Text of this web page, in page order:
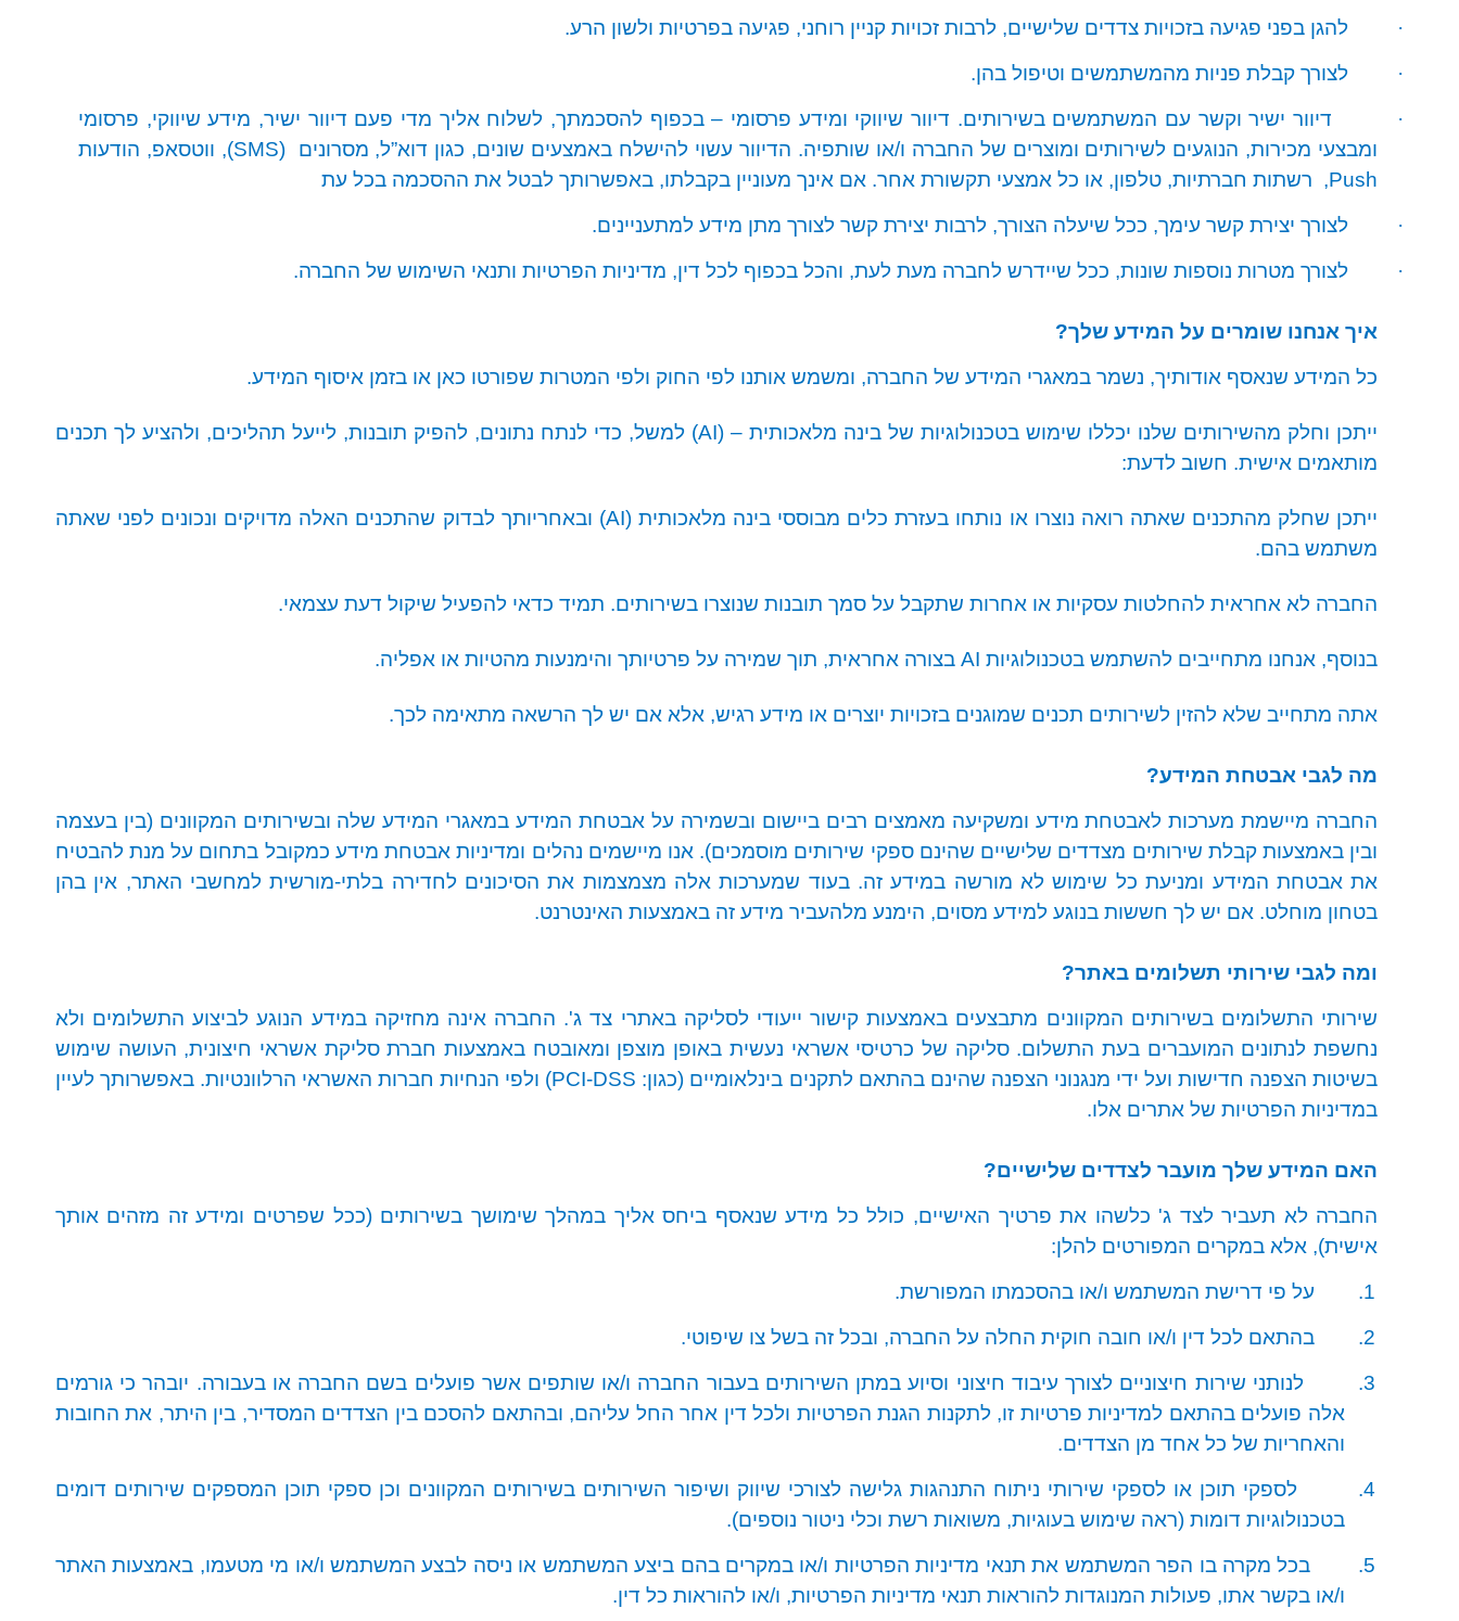
·
להגן בפני פגיעה בזכויות צדדים שלישיים, לרבות זכויות קניין רוחני, פגיעה בפרטיות ולשון הרע.
·
לצורך קבלת פניות מהמשתמשים וטיפול בהן.
·
דיוור ישיר וקשר עם המשתמשים בשירותים. דיוור שיווקי ומידע פרסומי – בכפוף להסכמתך, לשלוח אליך מדי פעם דיוור ישיר, מידע שיווקי, פרסומי
ומבצעי מכירות, הנוגעים לשירותים ומוצרים של החברה ו/או שותפיה. הדיוור עשוי להישלח באמצעים שונים, כגון דוא”ל, מסרונים
(
SMS), ווטסאפ, הודעות
Push
, רשתות חברתיות, טלפון, או כל אמצעי תקשורת אחר. אם אינך מעוניין בקבלתו, באפשרותך לבטל את ההסכמה בכל עת
·
לצורך יצירת קשר עימך, ככל שיעלה הצורך, לרבות יצירת קשר לצורך מתן מידע למתעניינים.
·
לצורך מטרות נוספות שונות, ככל שיידרש לחברה מעת לעת, והכל בכפוף לכל דין, מדיניות הפרטיות ותנאי השימוש של החברה.
איך אנחנו שומרים על המידע שלך?
כל המידע שנאסף אודותיך, נשמר במאגרי המידע של החברה, ומשמש אותנו לפי החוק ולפי המטרות שפורטו כאן או בזמן איסוף המידע.
ייתכן וחלק מהשירותים שלנו יכללו שימוש בטכנולוגיות של בינה מלאכותית(AI) – למשל, כדי לנתח נתונים, להפיק תובנות, לייעל תהליכים, ולהציע לך תכנים
מותאמים אישית. חשוב לדעת:
ייתכן שחלק מהתכנים שאתה רואה נוצרו או נותחו בעזרת כלים מבוססי בינה מלאכותית (AI) ובאחריותך לבדוק שהתכנים האלה מדויקים ונכונים לפני שאתה
משתמש בהם.
החברה לא אחראית להחלטות עסקיות או אחרות שתקבל על סמך תובנות שנוצרו בשירותים. תמיד כדאי להפעיל שיקול דעת עצמאי.
בנוסף, אנחנו מתחייבים להשתמש בטכנולוגיותAI בצורה אחראית, תוך שמירה על פרטיותך והימנעות מהטיות או אפליה.
אתה מתחייב שלא להזין לשירותים תכנים שמוגנים בזכויות יוצרים או מידע רגיש, אלא אם יש לך הרשאה מתאימה לכך.
מה לגבי אבטחת המידע?
החברה מיישמת מערכות לאבטחת מידע ומשקיעה מאמצים רבים ביישום ובשמירה על אבטחת המידע במאגרי המידע שלה ובשירותים המקוונים (בין בעצמה
ובין באמצעות קבלת שירותים מצדדים שלישיים שהינם ספקי שירותים מוסמכים). אנו מיישמים נהלים ומדיניות אבטחת מידע כמקובל בתחום על מנת להבטיח
את אבטחת המידע ומניעת כל שימוש לא מורשה במידע זה. בעוד שמערכות אלה מצמצמות את הסיכונים לחדירה בלתי-מורשית למחשבי האתר, אין בהן
בטחון מוחלט. אם יש לך חששות בנוגע למידע מסוים, הימנע מלהעביר מידע זה באמצעות האינטרנט.
ומה לגבי שירותי תשלומים באתר?
שירותי התשלומים בשירותים המקוונים מתבצעים באמצעות קישור ייעודי לסליקה באתרי צד ג'. החברה אינה מחזיקה במידע הנוגע לביצוע התשלומים ולא
נחשפת לנתונים המועברים בעת התשלום. סליקה של כרטיסי אשראי נעשית באופן מוצפן ומאובטח באמצעות חברת סליקת אשראי חיצונית, העושה שימוש
בשיטות הצפנה חדישות ועל ידי מנגנוני הצפנה שהינם בהתאם לתקנים בינלאומיים (כגון: PCI-DSS) ולפי הנחיות חברות האשראי הרלוונטיות. באפשרותך לעיין
במדיניות הפרטיות של אתרים אלו.
האם המידע שלך מועבר לצדדים שלישיים?
החברה לא תעביר לצד ג' כלשהו את פרטיך האישיים, כולל כל מידע שנאסף ביחס אליך במהלך שימושך בשירותים (ככל שפרטים ומידע זה מזהים אותך
אישית), אלא במקרים המפורטים להלן:
1.
על פי דרישת המשתמש ו/או בהסכמתו המפורשת.
2.
בהתאם לכל דין ו/או חובה חוקית החלה על החברה, ובכל זה בשל צו שיפוטי.
3.
לנותני שירות חיצוניים לצורך עיבוד חיצוני וסיוע במתן השירותים בעבור החברה ו/או שותפים אשר פועלים בשם החברה או בעבורה. יובהר כי גורמים
אלה פועלים בהתאם למדיניות פרטיות זו, לתקנות הגנת הפרטיות ולכל דין אחר החל עליהם, ובהתאם להסכם בין הצדדים המסדיר, בין היתר, את החובות
והאחריות של כל אחד מן הצדדים.
4.
לספקי תוכן או לספקי שירותי ניתוח התנהגות גלישה לצורכי שיווק ושיפור השירותים בשירותים המקוונים וכן ספקי תוכן המספקים שירותים דומים
בטכנולוגיות דומות (ראה שימוש בעוגיות, משואות רשת וכלי ניטור נוספים).
5.
בכל מקרה בו הפר המשתמש את תנאי מדיניות הפרטיות ו/או במקרים בהם ביצע המשתמש או ניסה לבצע המשתמש ו/או מי מטעמו, באמצעות האתר
ו/או בקשר אתו, פעולות המנוגדות להוראות תנאי מדיניות הפרטיות, ו/או להוראות כל דין.